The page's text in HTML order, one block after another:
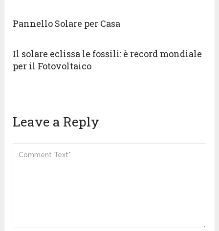
Pannello Solare per Casa
Il solare eclissa le fossili: è record mondiale
per il Fotovoltaico
Leave a Reply